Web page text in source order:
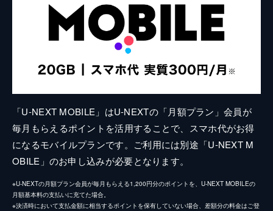
「U-NEXT MOBILE」はU-NEXTの「月額プラン」会員が
毎月もらえるポイントを活用することで、スマホ代がお得
になるモバイルプランです。ご利用には別途「U-NEXT M
OBILE」のお申し込みが必要となります。
※U-NEXTの月額プラン会員が毎月もらえる1,200円分のポイントを、U-NEXT MOBILEの
月額基本料の支払いに充てた場合。
※決済時において支払金額に相当するポイントを保有していない場合、差額分の料金はご登